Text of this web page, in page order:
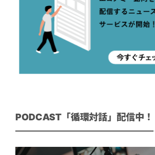
PODCAST「循環対話」配信中！